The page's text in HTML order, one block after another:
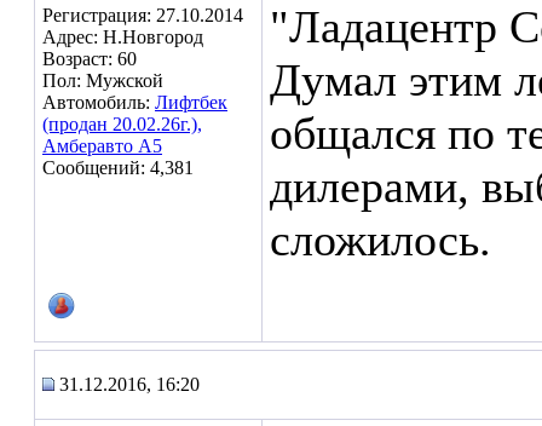
Регистрация: 27.10.2014
Адрес: Н.Новгород
Возраст: 60
Пол: Мужской
Автомобиль: Лифтбек
(продан 20.02.26г.),
Амберавто А5
Сообщений: 4,381
"Ладацентр
Думал этим
общался по
дилерами,
сложилось.
31.12.2016, 16:20